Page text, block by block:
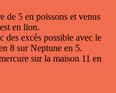
de 5 en poissons et venus
en lion.
des excès possible avec le
8 sur Neptune en 5.
sur la maison 11 en